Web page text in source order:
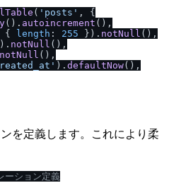
( 'posts' , {
(). autoincrement (),
{ length : 255 }). notNull (),
). notNull (),
notNull (),
). defaultNow(),
を定義します。これにより柔
ーション定義